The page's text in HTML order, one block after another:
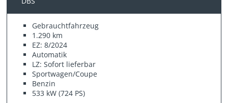
Gebrauchtfahrzeug
1.290 km
EZ: 8/2024
Automatik
LZ: Sofort lieferbar
Sportwagen/Coupe
Benzin
533 kW (724 PS)